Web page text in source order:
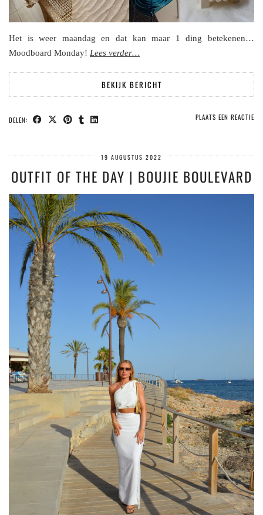
Het is weer maandag en dat kan maar 1 ding betekenen…
Moodboard Monday! Lees verder…
BEKIJK BERICHT
DELEN: PLAATS EEN REACTIE
19 AUGUSTUS 2022
OUTFIT OF THE DAY | BOUJIE BOULEVARD